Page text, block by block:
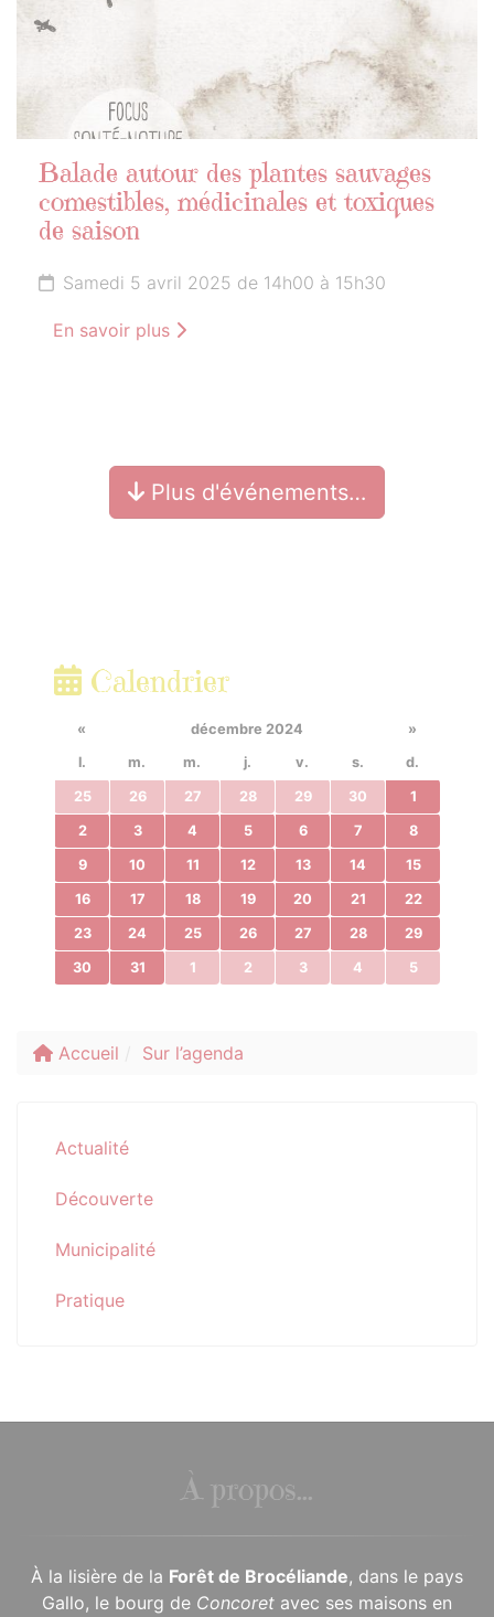
Balade autour des plantes sauvages
comestibles, médicinales et toxiques
de saison
Samedi 5 avril 2025 de 14h00 à 15h30
En savoir plus
Plus d'événements…
Calendrier
« décembre 2024
»
l.
m. m. j. v. s. d.
25 26 27 28 29 30 1
2 3 4 5 6 7 8
9 10 11 12 13 14 15
16 17 18 19 20 21 22
23 24 25 26 27 28 29
30 31 1 2 3 4 5
Accueil Sur l’agenda
Actualité
Découverte
Municipalité
Pratique
À propos...
À la lisière de la Forêt de Brocéliande, dans le pays
Gallo, le bourg de Concoret avec ses maisons en